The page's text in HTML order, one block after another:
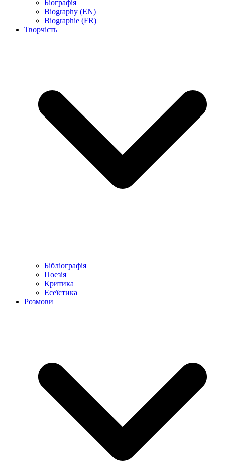
Біографія
Biography (EN)
Biographie (FR)
Творчість
Бібліографія
Поезія
Критика
Есеїстика
Розмови